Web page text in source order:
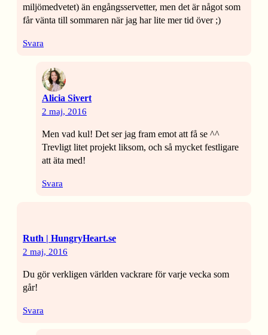
miljömedvetet) än engångsservetter, men det är något som
får vänta till sommaren när jag har lite mer tid över ;)
Svara
Alicia Sivert
2 maj, 2016
Men vad kul! Det ser jag fram emot att få se ^^
Trevligt litet projekt liksom, och så mycket festligare
att äta med!
Svara
Ruth | HungryHeart.se
2 maj, 2016
Du gör verkligen världen vackrare för varje vecka som
går!
Svara